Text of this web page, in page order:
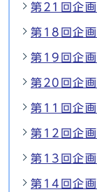
第21回企
第18回企
第19回企
第20回企
第11回企
第12回企
第13回企
第14回企